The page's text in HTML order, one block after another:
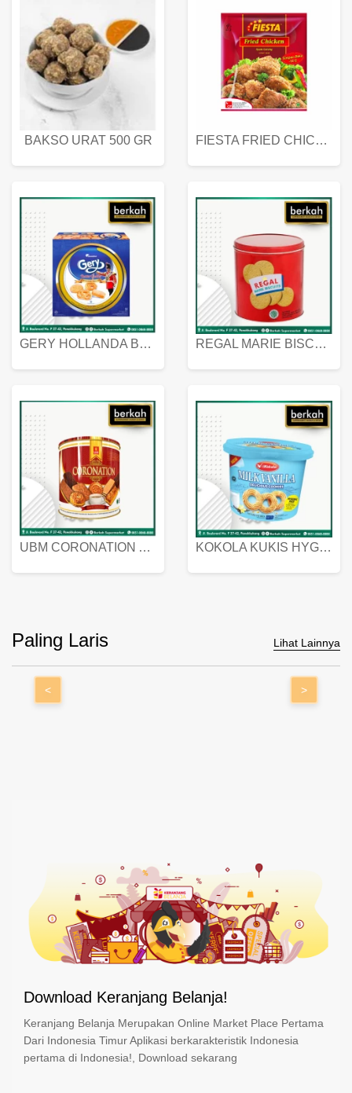
BAKSO URAT 500 GR FIESTA FRIED CHICKEN 500 GR
GERY HOLLANDA BUTTER COOKIES 450 GRAM REGAL MARIE BISCUIT KALENG 550 GRAM
UBM CORONATION ASSORTED BISKUIT KALENG 450 GRAM KOKOLA KUKIS HYGIENIC MILK VANILLA PACK 320 GR
Paling Laris Lihat Lainnya
< >
Download Keranjang Belanja!
Keranjang Belanja Merupakan Online Market Place Pertama
Dari Indonesia Timur Aplikasi berkarakteristik Indonesia
pertama di Indonesia!, Download sekarang